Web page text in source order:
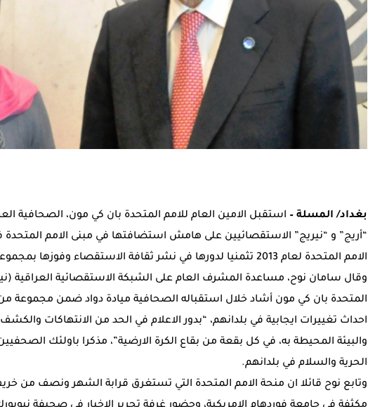
بغداد/ المسلة – استقبل الامين العام للامم المتحدة بان كي مون، الصحافية
“أريج” و “نيريج” الاستقصائيين على هامش استضافتها في مبنى الامم
الامم المتحدة لعام 2013 تثمنيا لدورها في نشر ثقافة الاستقصاء وفوزها بمجموعة من الجوائز العربية والعالمية.
وقال سامان نوح، مساعدة المشرف العام على الشبكة الاستقصائية العراقية
المتحدة بان كي مون أشاد خلال استقباله الصحافية ميادة دواد ضمن مجموعة
احداث تغييرات ايجابية في بلدانهم، “بدور الاعلام في الحد من الانتهاكات
والبيئة المحيطة به، في كل بقعة من بقاع الكرة الارضية”، مذكرا باولئك
الحرية والسلام في بلدانهم.